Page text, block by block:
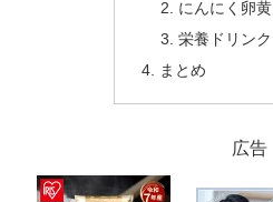
にんにく卵黄
栄養ドリンク
まとめ
広告